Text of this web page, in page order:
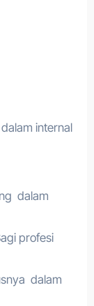
dalam
profesi
dalam